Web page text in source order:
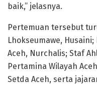
baik,” jelasnya.
Pertemuan tersebut
Lhokseumawe,
Aceh, Nurchalis; Staf
Pertamina Wilayah
Setda Aceh, serta